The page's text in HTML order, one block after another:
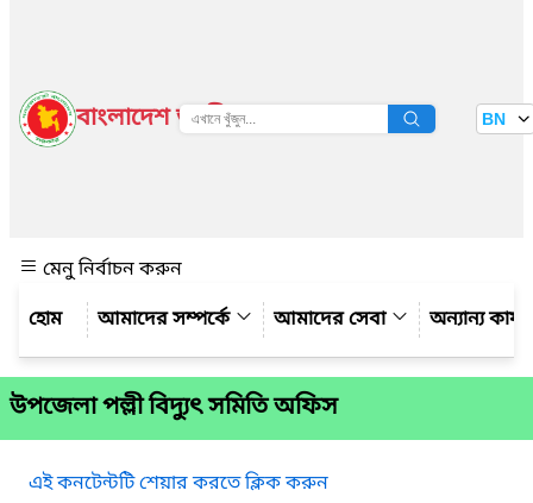
বাংলাদেশ জাতীয় তথ্য বাতায়ন BN
মেনু নির্বাচন করুন
আমাদের সম্পর্কে
আমাদের সেবা অন্যান্য
উপজেলা পল্লী বিদ্যুৎ সমিতি অফিস
এই কনটেন্টটি শেয়ার করতে ক্লিক করুন